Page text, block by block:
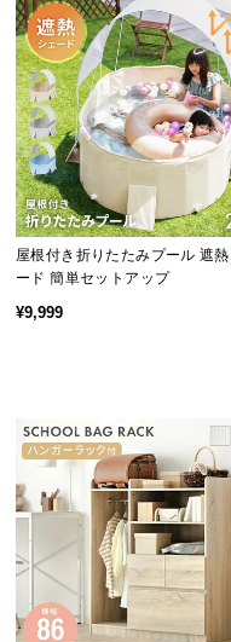
送
料
に
つ
い
て
大
型
商
つ
い
て
型
商
品
屋根付き折りたたみプール 遮熱
ード 簡単セットアップ
¥9,999